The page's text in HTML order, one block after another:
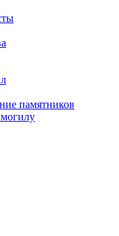
памятников